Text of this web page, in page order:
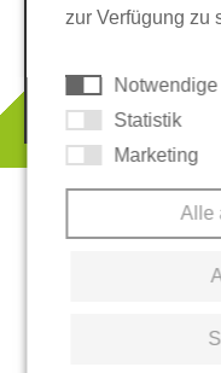
© 2026 REGUPOL
zur Verfügung zu
Statistik
Marketing
Alle